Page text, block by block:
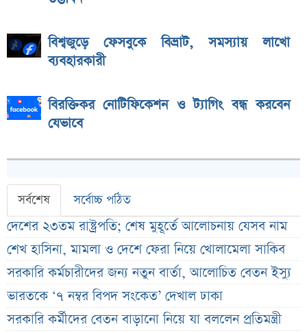
বিশ্বজুড়ে ফেসবুকে বিভ্রাট, সমস্যায় লাখো
ব্যবহারকারী
বিরক্তিকর নোটিফিকেশন ও ট্যাগিং বন্ধ করবেন
যেভাবে
সর্বশেষ সর্বোচ্চ পঠিত
দেশের ২৩তম রাষ্ট্রপতি; শেষ মুহূর্তে আলোচনায় যেসব নাম
শেখ হাসিনা, মামলা ও দেশে ফেরা নিয়ে খোলামেলা সাকিব
সরকারি কর্মচারীদের জন্য নতুন বার্তা, আলোচিত বেতন ইস্যু
ভারতকে ‘৭ নম্বর বিপদ সংকেত’ দেখাল ঢাকা
সরকারি কর্মীদের বেতন বাড়ানো নিয়ে যা বললেন প্রতিমন্ত্রী